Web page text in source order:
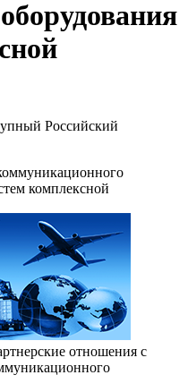
Российский
комплексной
отношения с